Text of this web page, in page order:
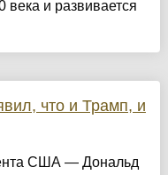
века и развивается
что и Трамп, и
США — Дональд